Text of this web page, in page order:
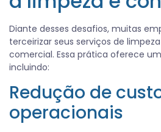
Diante desses desafios, muitas
terceirizar seus serviços de
comercial. Essa prática oferece
incluindo:
Redução de
operacionais